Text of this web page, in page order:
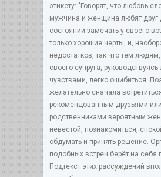
этикету: "Говорят, что любовь
мужчина и женщина любят друг
состоянии замечать у своего
только хорошие черты, и,
недостатков, так что тем
своего супруга,
чувствами, легко ошибиться.
желательно сначала
рекомендованным друзьями или
родственниками вероятным
невестой, познакомиться,
обдумать и принять решение.
подобных встреч берёт на себя
Подтекст этих рассуждений